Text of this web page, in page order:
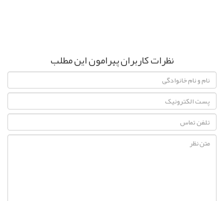
نظرات کاربران پیرامون این مطلب